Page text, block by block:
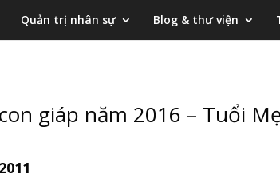
Quản trị nhân sự Blog & thư viện
giáp năm 2016 – Tuổi